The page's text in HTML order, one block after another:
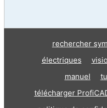
rechercher
électriques
manuel
télécharger